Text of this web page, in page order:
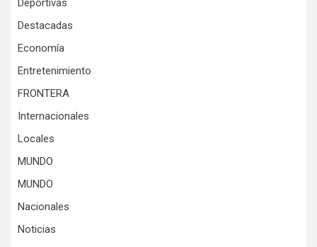
Destacadas
Economía
Entretenimiento
FRONTERA
Internacionales
Locales
MUNDO
MUNDO
Nacionales
Noticias